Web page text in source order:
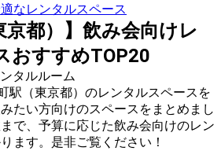
なレンタルスペース
京都）】飲み会向けレ
おすすめTOP20
タルルーム
駅（東京都）のレンタルスペースを
たい方向けのスペースをまとめまし
で、予算に応じた飲み会向けのレン
ます。是非ご覧ください！